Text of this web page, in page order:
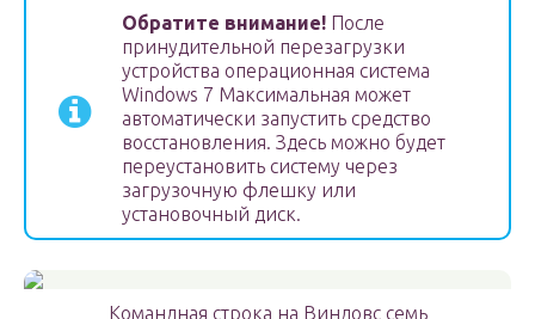
Обратите внимание! После
принудительной перезагрузки
устройства операционная система
Windows 7 Максимальная может
автоматически запустить средство
восстановления. Здесь можно будет
переустановить систему через
загрузочную флешку или
установочный диск.
Командная строка на Виндовс семь